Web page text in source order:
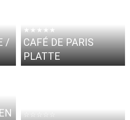
/
★★★★★
CAFÉ DE PARIS
PLATTE
☆☆☆☆☆